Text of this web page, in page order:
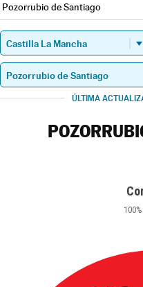
Pozorrubio de Santiago
ÚLTIMA
100%